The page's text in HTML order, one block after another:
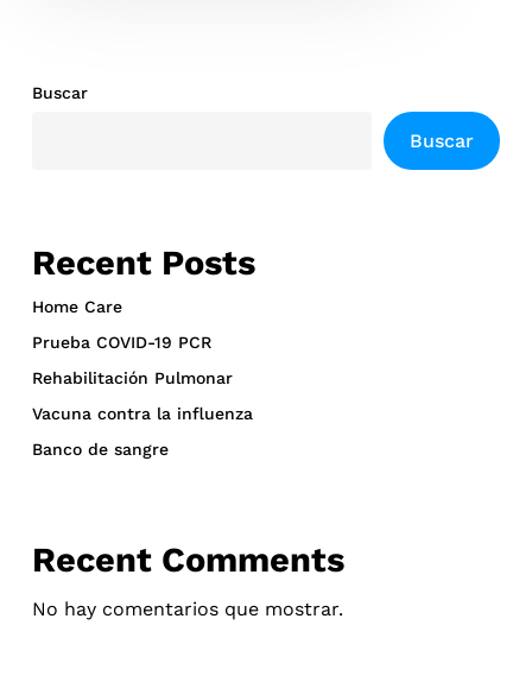
Buscar
Buscar
Recent Posts
Home Care
Prueba COVID-19 PCR
Rehabilitación Pulmonar
Vacuna contra la influenza
Banco de sangre
Recent Comments
No hay comentarios que mostrar.